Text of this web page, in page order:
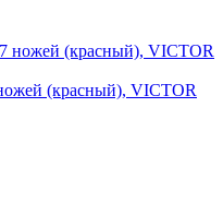
(красный), VICTOR